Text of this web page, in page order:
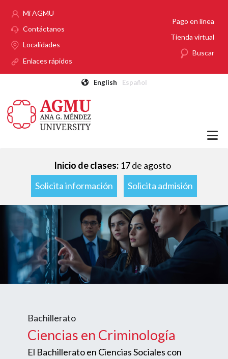
Mi AGMU
Contáctanos
Localidades
Enlaces rápidos
Pago en línea
Tienda virtual
Buscar
English Español
Inicio de clases: 17 de agosto
Solicita información
Solicita admisión
Bachillerato
Ciencias en Criminología
El Bachillerato en Ciencias Sociales con